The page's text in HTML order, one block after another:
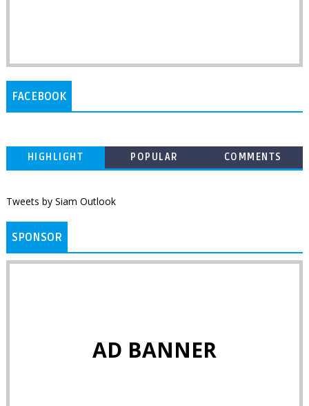
FACEBOOK
HIGHLIGHT POPULAR COMMENTS
Tweets by Siam Outlook
SPONSOR
AD BANNER